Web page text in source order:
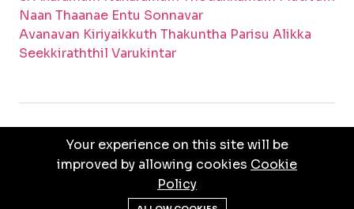
Naan Thaanae Entu Sonnavar
Avanavan Kiriyaikkuth Thakuntha Parisu Alikka
Seekkiraththil Varukintar
PRIVACY POLICYTERMS & CONDITIONS
© ALL RIGHTS RESERVED BYJEBATHOTTAM
Your experience on this site will be
improved by allowing cookies Cookie
Policy